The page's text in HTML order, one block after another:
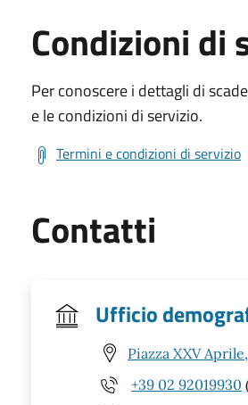
Condizioni di
Per conoscere i dettagli di
e le condizioni di servizio.
Termini e condizioni di servizio
Contatti
Ufficio
Piazza XXV
+39 02 92019930